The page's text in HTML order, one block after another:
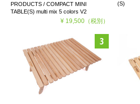
PRODUCTS / COMPACT MINI
TABLE(S) multi mix 5 colors V2
¥ 19,500（税別）
(S)